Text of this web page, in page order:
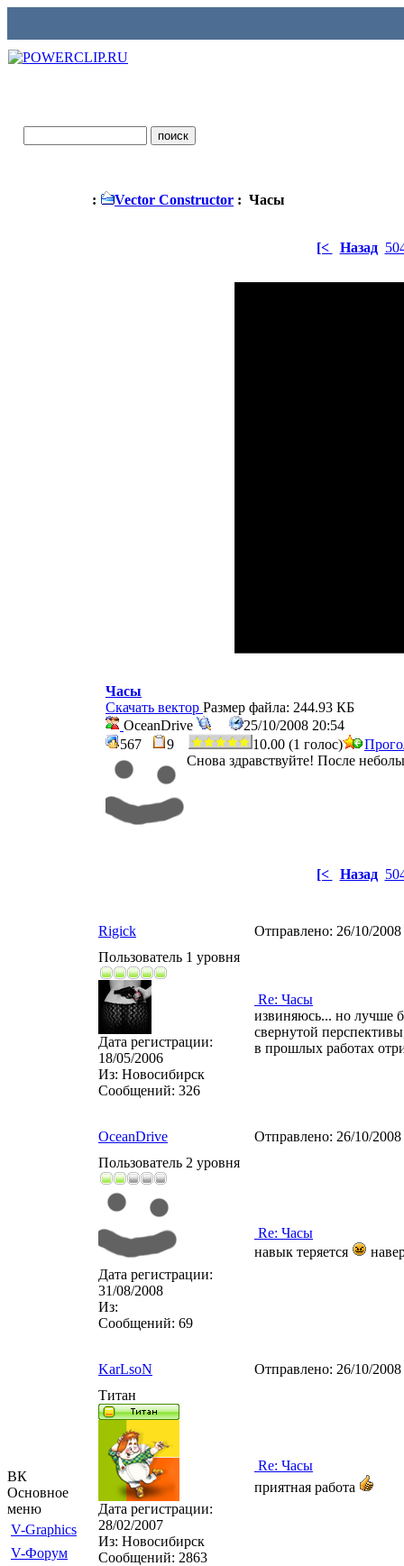
ВК
Основное
меню
V-Graphics
V-Форум
: Vector Constructor : Часы
[< Назад
Часы
Скачать вектор Размер файла: 244.93 КБ
OceanDrive
25/10/2008 20:54
567
9 10.00 (1 голос)
Снова здравствуйте! После
[< Назад
Rigick Отправлено: 26/10/
Пользователь 1 уровня
Дата регистрации:
18/05/2006
Из: Новосибирск
Сообщений: 326
Re: Часы
извиняюсь... но лучше
свернутой
в прошлых работах
OceanDrive Отправлено: 26/10/
Пользователь 2 уровня
Дата регистрации:
31/08/2008
Из:
Сообщений: 69
Re: Часы
навык теряется
KarLsoN Отправлено: 26/10/
Титан
Дата регистрации:
28/02/2007
Из: Новосибирск
Сообщений: 2863
Re: Часы
приятная работа